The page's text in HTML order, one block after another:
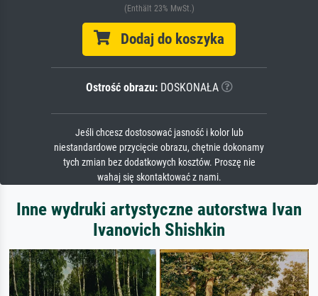
(Enthält 23% MwSt.)
Dodaj do koszyka
Ostrość obrazu:DOSKONAŁA
Jeśli chcesz dostosować jasność i kolor lub
niestandardowe przycięcie obrazu, chętnie dokonamy
tych zmian bez dodatkowych kosztów. Proszę nie
wahaj się skontaktować z nami.
Inne wydruki artystyczne autorstwa Ivan
Ivanovich Shishkin